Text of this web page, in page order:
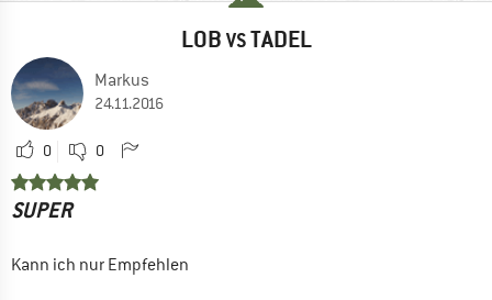
LOB VSTADEL
Markus
24.11.2016
0 0
SUPER
Kann ich nur Empfehlen